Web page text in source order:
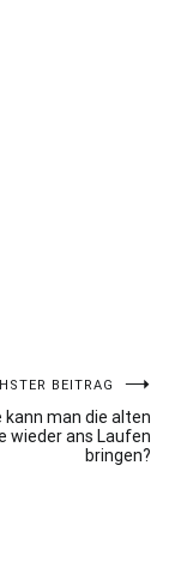
BEITRAG
kann man die alten
wieder ans Laufen
bringen?